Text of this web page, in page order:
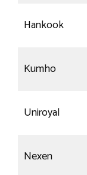
Hankook
Kumho
Uniroyal
Nexen